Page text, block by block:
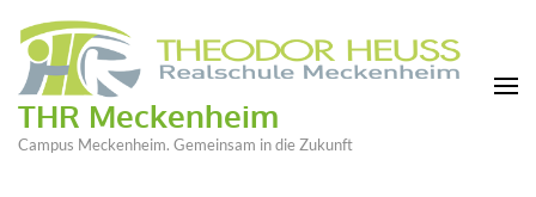
THR Meckenheim
Campus Meckenheim. Gemeinsam in die Zukunft